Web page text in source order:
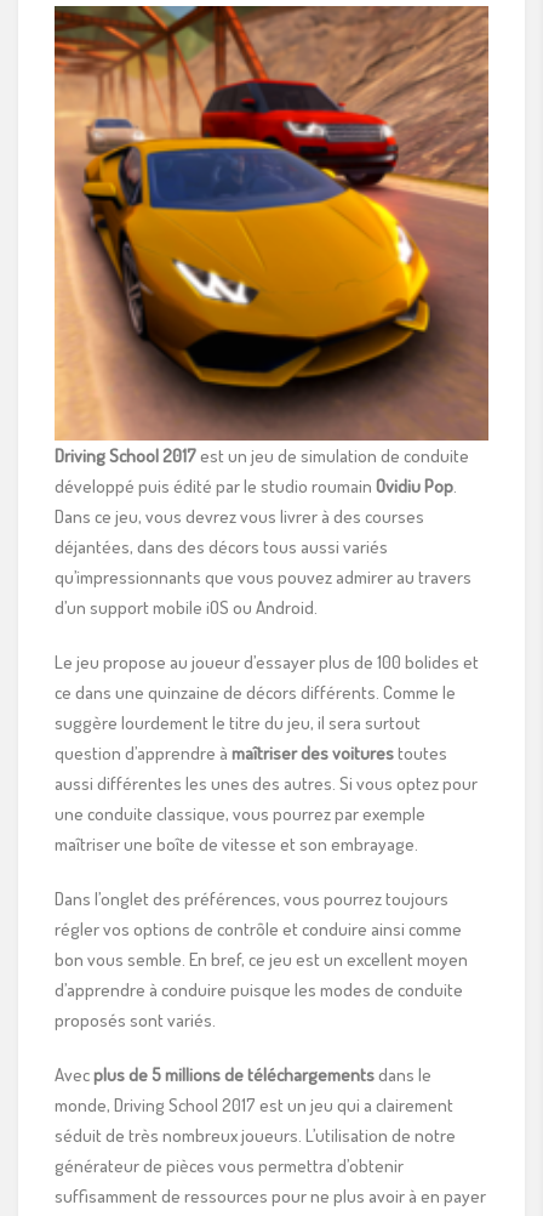
Driving School 2017est un jeu de simulation de conduite
développé puis édité par le studio roumain Ovidiu Pop.
Dans ce jeu, vous devrez vous livrer à des courses
déjantées, dans des décors tous aussi variés
qu’impressionnants que vous pouvez admirer au travers
d’un support mobile iOS ou Android.
Le jeu propose au joueur d’essayer plus de 100 bolides et
ce dans une quinzaine de décors différents. Comme le
suggère lourdement le titre du jeu, il sera surtout
question d’apprendre à maîtriser des voiturestoutes
aussi différentes les unes des autres. Si vous optez pour
une conduite classique, vous pourrez par exemple
maîtriser une boîte de vitesse et son embrayage.
Dans l’onglet des préférences, vous pourrez toujours
régler vos options de contrôle et conduire ainsi comme
bon vous semble. En bref, ce jeu est un excellent moyen
d’apprendre à conduire puisque les modes de conduite
proposés sont variés.
Avecplus de 5 millions de téléchargementsdans le
monde, Driving School 2017 est un jeu qui a clairement
séduit de très nombreux joueurs. L’utilisation de notre
générateur de pièces vous permettra d’obtenir
suffisamment de ressources pour ne plus avoir à en payer